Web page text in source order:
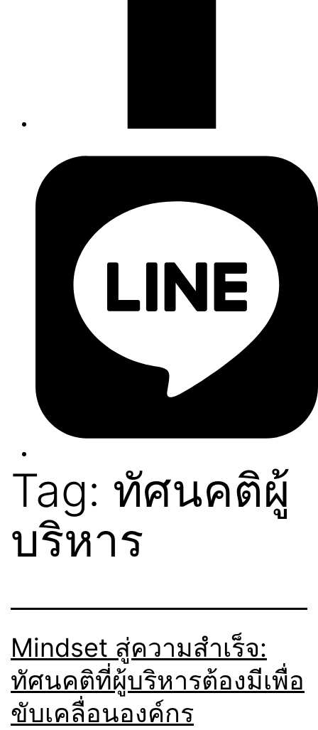
Tag: ทัศนคติผู้
บริหาร
Mindset สู่ความสำเร็จ:
ทัศนคติที่ผู้บริหารต้องมีเพื่อ
ขับเคลื่อนองค์กร